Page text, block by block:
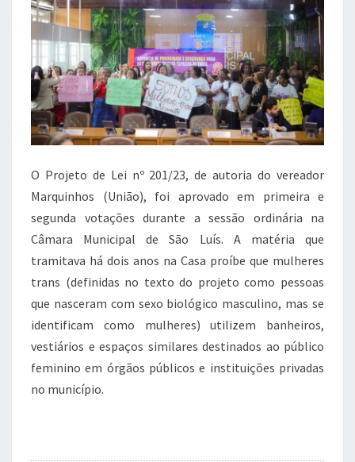
O Projeto de Lei nº 201/23, de autoria do vereador
Marquinhos (União), foi aprovado em primeira e
segunda votações durante a sessão ordinária na
Câmara Municipal de São Luís. A matéria que
tramitava há dois anos na Casa proíbe que mulheres
trans (definidas no texto do projeto como pessoas
que nasceram com sexo biológico masculino, mas se
identificam como mulheres) utilizem banheiros,
vestiários e espaços similares destinados ao público
feminino em órgãos públicos e instituições privadas
no município.